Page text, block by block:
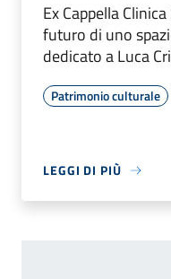
Ex Cappella
futuro di uno
dedicato a Luca
Patrimonio culturale
LEGGI DI PIÙ